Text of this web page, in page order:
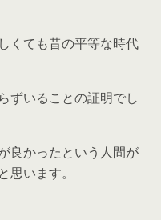
くても昔の平等な時代
ずいることの証明でし
良かったという人間が
います。